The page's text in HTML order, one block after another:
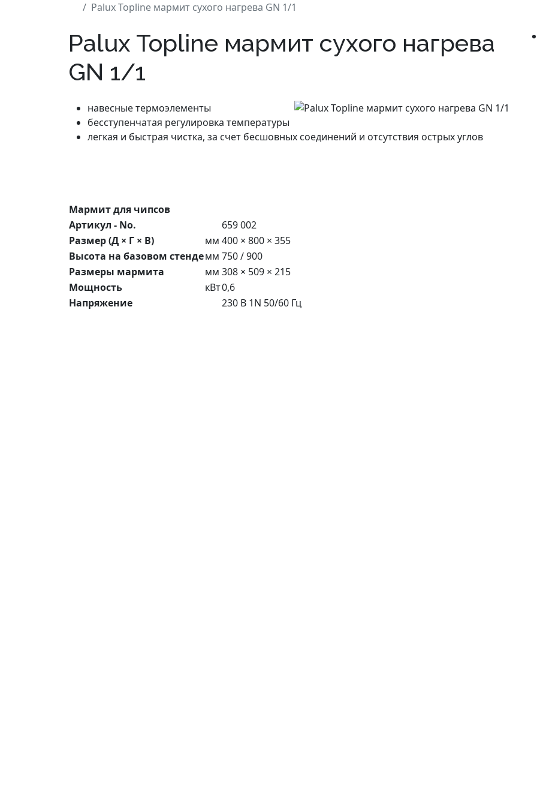
Palux Topline мармит сухого нагрева GN 1/1
Palux Topline мармит сухого нагрева
GN 1/1
навесные термоэлементы
бесступенчатая регулировка температуры
легкая и быстрая чистка, за счет бесшовных соединений и отсутствия острых углов
Мармит для чипсов
Артикул - No.
659 002
Размер (Д × Г × В)
мм 400 × 800 × 355
Высота на базовом стендемм 750 / 900
Размеры мармита
мм 308 × 509 × 215
Мощность
кВт0,6
Напряжение
230 В 1N 50/60 Гц